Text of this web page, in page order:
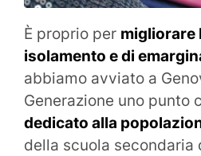
È proprio per migliorare
isolamento e di
abbiamo avviato a
Generazione uno punto
dedicato alla
della scuola secondaria